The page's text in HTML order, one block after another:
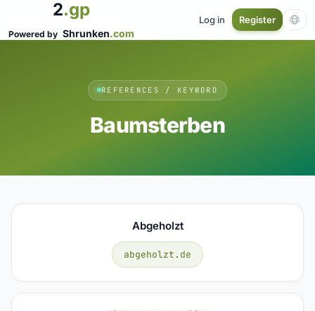
2.gp
Powered by Shrunken.com
Log in Register
REFERENCES / KEYWORD
Baumsterben
Abgeholzt
abgeholzt.de